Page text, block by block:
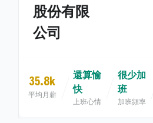
股份有限
公司
35.8k
平均月薪
還算愉
快
上班心情
很少加
班
加班頻率